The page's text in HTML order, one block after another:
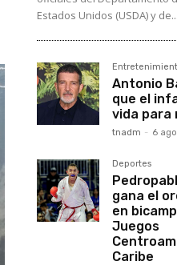
Estados Unidos (USDA) y de...
Antonio
que el
vida para
tnadm - 6
Deportes
gana el
en
Juegos
Caribe